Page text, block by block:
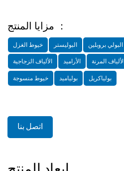
مزايا المنتج ：
خيوط الغزل البوليستر
الألياف الزجاجية الأراميد الألياف المرنة
خيوط منسوجة بولياميد بولياكريل
اتصل بنا